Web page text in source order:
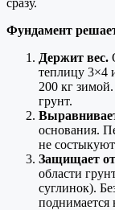
Фундамент
Держит вес.
теплицу 3×4
200 кг
грунт.
основания.
не
Защищает
области
суглинок).
поднимается